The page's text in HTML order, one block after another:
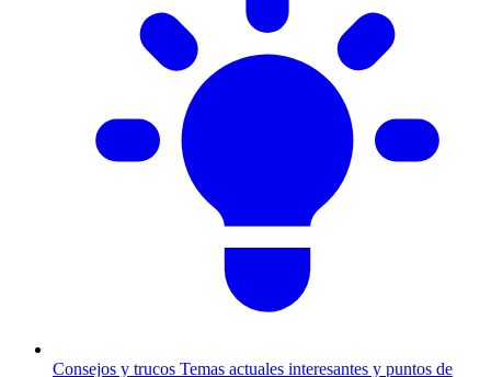
Consejos y trucos Temas actuales interesantes y puntos de